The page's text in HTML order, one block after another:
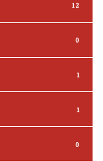
12
0
1
1
0